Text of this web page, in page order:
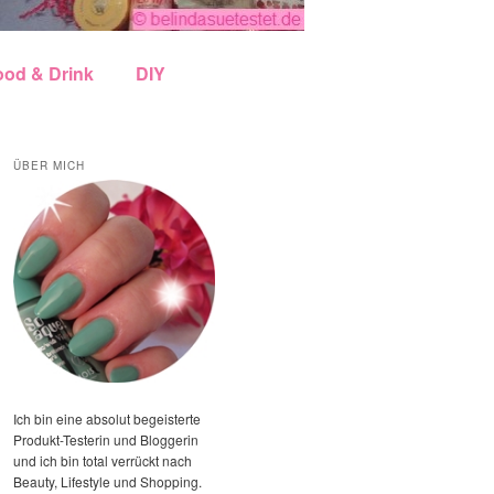
& Drink DIY
ÜBER MICH
Ich bin eine absolut begeisterte
Produkt-Testerin und Bloggerin
und ich bin total verrückt nach
Beauty, Lifestyle und Shopping.